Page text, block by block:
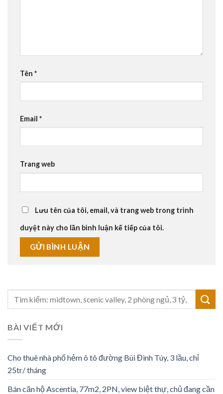
Tên *
Email *
Trang web
Lưu tên của tôi, email, và trang web trong trình
duyệt này cho lần bình luận kế tiếp của tôi.
BÀI VIẾT MỚI
Cho thuê nhà phố hẻm ô tô đường Bùi Đình Túy, 3 lầu, chỉ
25tr/ tháng
Bán căn hộ Ascentia, 77m2, 2PN, view biệt thự, chủ đang cần